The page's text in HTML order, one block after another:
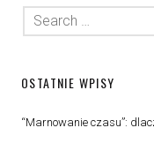
OSTATNIE WPISY
“Marnowanie czasu”: